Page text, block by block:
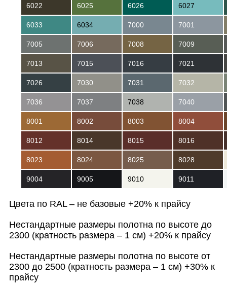
6022 6025 6026 6027
6033 6034 7000 7001
7005 7006 7008 7009
7013 7015 7016 7021
7026 7030 7031 7032
7036 7037 7038 7040
8001 8002 8003 8004
8012 8014 8015 8016
8023 8024 8025 8028
9004 9005 9010 9011
Цвета по RAL – не базовые +20% к прайсу
Нестандартные размеры полотна по высоте до
2300 (кратность размера – 1 см) +20% к прайсу
Нестандартные размеры полотна по высоте от
2300 до 2500 (кратность размера – 1 см) +30% к
прайсу